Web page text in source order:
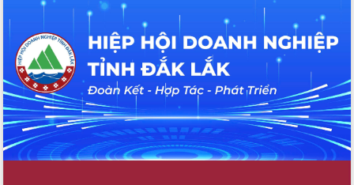
với Tập đoàn Bưu chính Viễn thông
Thứ trưởng Bộ Y tế làm việc với tỉnh
Đắk Lắk về phát triển nhân lực y tế
cho trạm y tế cấp xã
Du lịch Đắk Lắk nâng tầm trải nghiệm
du khách thông qua Hệ thống cơ sở dữ
liệu và Bản đồ số
Tập huấn ứng dụng trí tuệ nhân tạo (AI)
trong thương mại điện tử năm 2026